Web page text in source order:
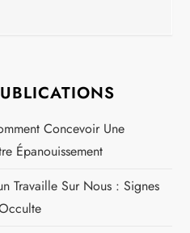
Concevoir Une
Épanouissement
Travaille Sur Nous : Signes